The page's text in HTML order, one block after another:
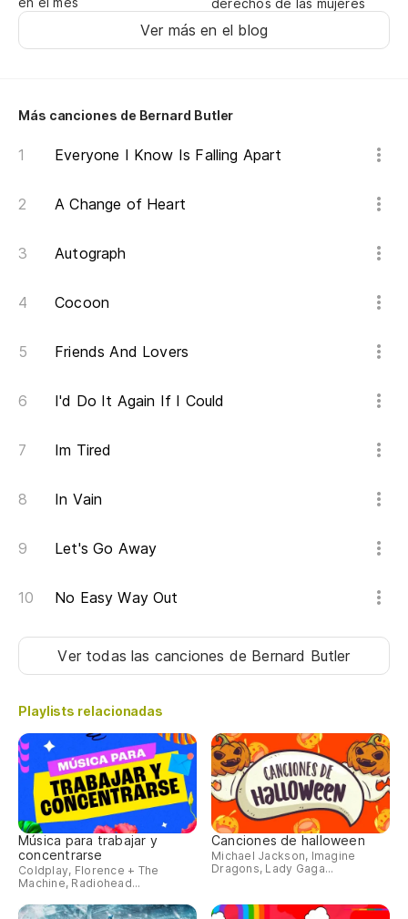
derechos de las mujeres
Ver más en el blog
Más canciones de Bernard Butler
Everyone I Know Is Falling Apart
A Change of Heart
Autograph
Cocoon
Friends And Lovers
I'd Do It Again If I Could
Im Tired
In Vain
Let's Go Away
No Easy Way Out
Ver todas las canciones de Bernard Butler
Playlists relacionadas
Música para trabajar y
concentrarse
Coldplay, Florence + The
Machine, Radiohead...
Canciones de halloween
Michael Jackson, Imagine
Dragons, Lady Gaga...